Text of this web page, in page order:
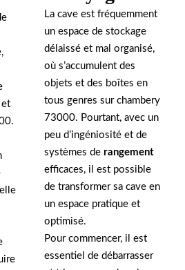
et
La cave est fréquemment
un espace de stockage
délaissé et mal organisé,
où s’accumulent des
objets et des boîtes en
tous genres sur chambery
73000. Pourtant, avec un
peu d’ingéniosité et de
systèmes de rangement
efficaces, il est possible
de transformer sa cave en
un espace pratique et
optimisé.
Pour commencer, il est
essentiel de débarrasser